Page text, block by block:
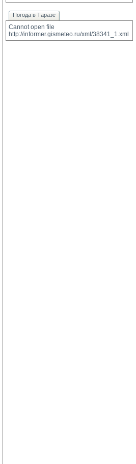
Погода в Таразе
Cannot open file
http://informer.gismeteo.ru/xml/38341_1.xml